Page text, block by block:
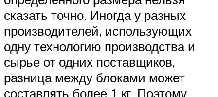
сказать точно. Иногда у разных
производителей, использующих
одну технологию производства и
сырье от одних поставщиков,
разница между блоками может
составлять более 1 кг. Поэтому